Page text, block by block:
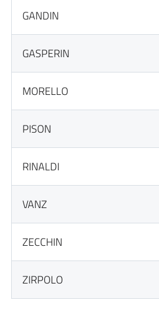
GANDIN
GASPERIN
MORELLO
PISON
RINALDI
VANZ
ZECCHIN
ZIRPOLO